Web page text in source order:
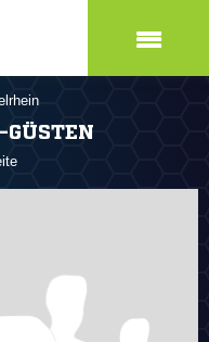
GÜSTEN